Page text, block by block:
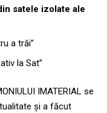
satele izolate ale
a trăi”
la Sat”
IMATERIAL se
și a făcut